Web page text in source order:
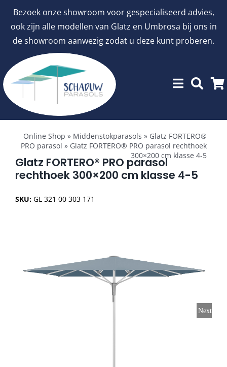
Bezoek onze showroom voor gespecialiseerd advies,
ook zijn alle modellen van Glatz en Umbrosa bij ons in
de showroom aanwezig zodat u deze kunt proberen.
inhoud
Toggle
Navigation
aanbiedingen
Horeca parasols
Online Shop » Middenstokparasols » Glatz FORTERO®
PRO parasol » Glatz FORTERO® PRO parasol rechthoek
300×200 cm klasse 4-5
Glatz FORTERO® PRO parasol
rechthoek 300×200 cm klasse 4-5
SKU: GL 321 00 303 171
Next